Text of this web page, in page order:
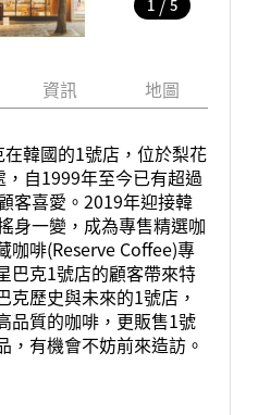
1 / 5
資訊 地圖
韓國的1號店，位於梨花
自1999年至今已有超過
客喜愛。2019年迎接韓
身一變，成為專售精選咖
咖啡(Reserve Coffee)專
巴克1號店的顧客帶來特
克歷史與未來的1號店，
品質的咖啡，更販售1號
，有機會不妨前來造訪。